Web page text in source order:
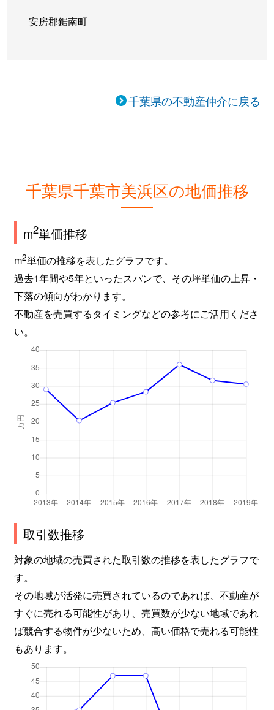
安房郡鋸南町
千葉県の不動産仲介に戻る
千葉県千葉市美浜区の地価推移
m2単価推移
m2単価の推移を表したグラフです。
過去1年間や5年といったスパンで、その坪単価の上昇・
下落の傾向がわかります。
不動産を売買するタイミングなどの参考にご活用くださ
い。
取引数推移
対象の地域の売買された取引数の推移を表したグラフで
す。
その地域が活発に売買されているのであれば、不動産が
すぐに売れる可能性があり、売買数が少ない地域であれ
ば競合する物件が少ないため、高い価格で売れる可能性
もあります。